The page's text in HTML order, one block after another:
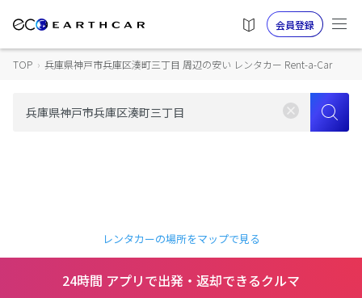
会員登録
TOP › 兵庫県神戸市兵庫区湊町三丁目 周辺の安い レンタカー Rent-a-Car
レンタカーの場所をマップで見る
24時間 アプリで出発・返却できるクルマ